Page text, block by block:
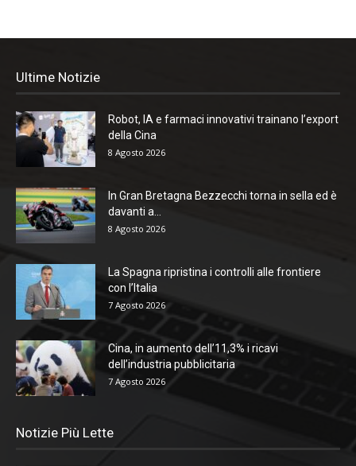
Ultime Notizie
Robot, IA e farmaci innovativi trainano l’export
della Cina
8 Agosto 2026
In Gran Bretagna Bezzecchi torna in sella ed è
davanti a...
8 Agosto 2026
La Spagna ripristina i controlli alle frontiere
con l’Italia
7 Agosto 2026
Cina, in aumento dell’11,3% i ricavi
dell’industria pubblicitaria
7 Agosto 2026
Notizie Più Lette